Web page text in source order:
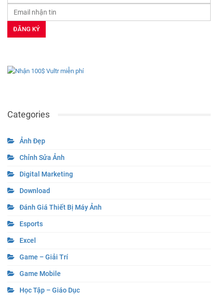
Categories
Ảnh Đẹp
Chỉnh Sửa Ảnh
Digital Marketing
Download
Đánh Giá Thiết Bị Máy Ảnh
Esports
Excel
Game – Giải Trí
Game Mobile
Học Tập – Giáo Dục